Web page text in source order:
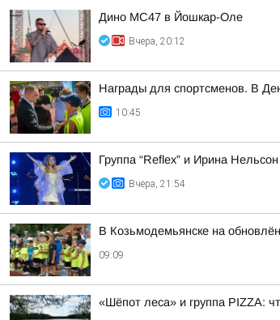
Дино МС47 в Йошкар-Оле
Вчера, 20:12
Награды для спортсменов. В
10:45
Группа “Reflex” и Ирина
Вчера, 21:54
В Козьмодемьянске на
09:09
«Шёпот леса» и группа PIZZA: